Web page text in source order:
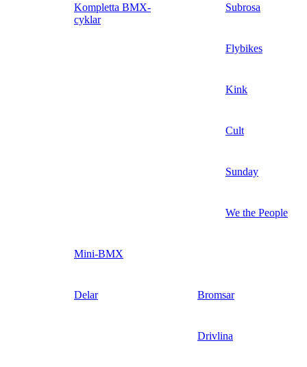
Kompletta BMX-
cyklar
Subrosa
Flybikes
Kink
Cult
Sunday
We the People
Mini-BMX
Delar Bromsar
Drivlina